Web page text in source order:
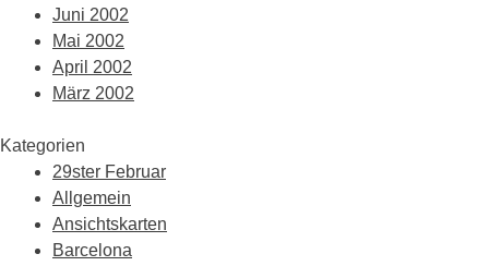
Juni 2002
Mai 2002
April 2002
März 2002
Kategorien
29ster Februar
Allgemein
Ansichtskarten
Barcelona